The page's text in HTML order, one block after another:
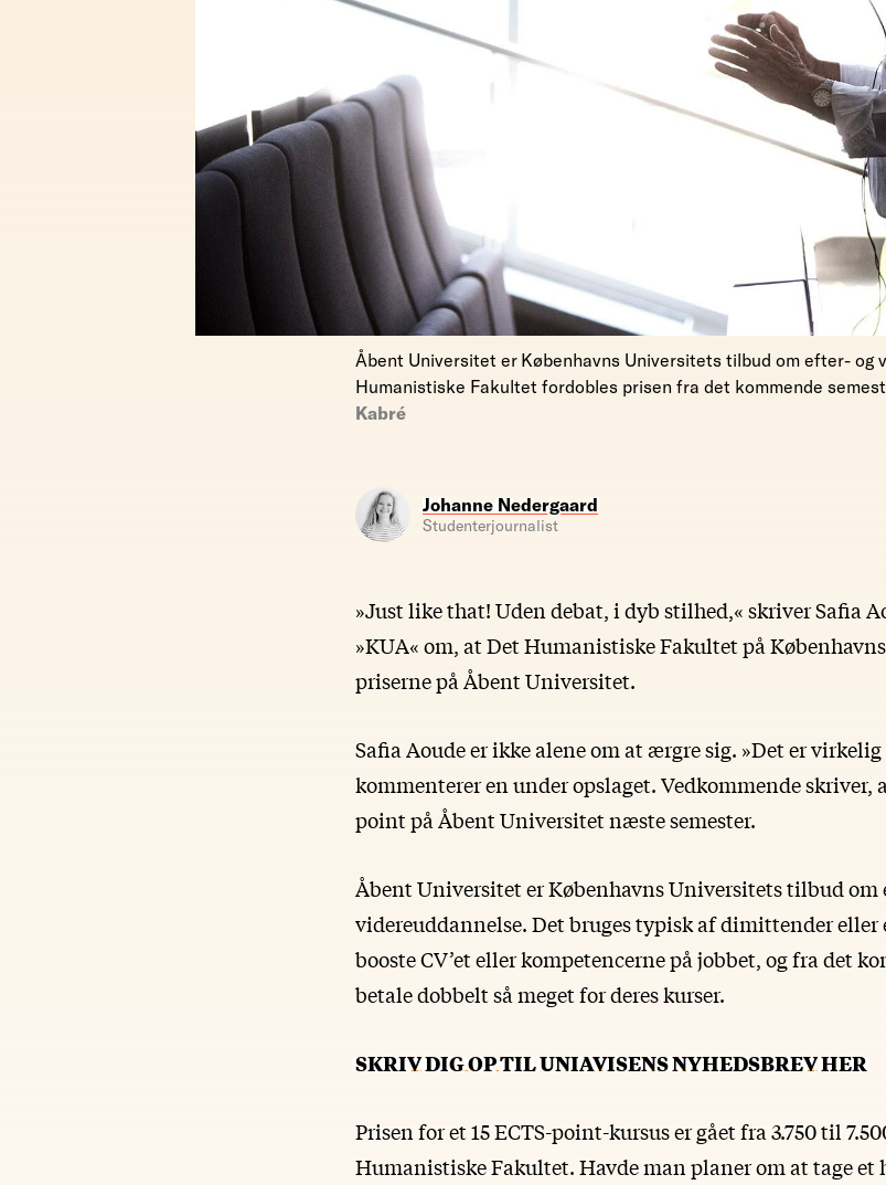
Åbent Universitet er Københavns Universitets tilbud om efter- og
Humanistiske Fakultet fordobles prisen fra det kommende
Kabré
Johanne Nedergaard
Studenterjournalist
»Just like that! Uden debat, i dyb stilhed,« skriver Safia
»KUA« om, at Det Humanistiske Fakultet på
priserne på Åbent Universitet.
Safia Aoude er ikke alene om at ærgre sig. »Det er virkelig
kommenterer en under opslaget. Vedkommende skriver,
point på Åbent Universitet næste semester.
Åbent Universitet er Københavns Universitets tilbud om
videreuddannelse. Det bruges typisk af dimittender eller
booste CV’et eller kompetencerne på jobbet, og fra det
betale dobbelt så meget for deres kurser.
SKRIV DIG OP TIL UNIAVISENS NYHEDSBREV HER
Prisen for et 15 ECTS-point-kursus er gået fra 3.750 til
Humanistiske Fakultet. Havde man planer om at tage et